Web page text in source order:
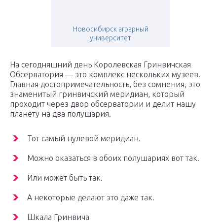
Новосибирск аграрный
университет
На сегодняшний день Королевская Гринвичская
Обсерватория — это комплекс нескольких музеев.
Главная достопримечательность, без сомнения, это
знаменитый гринвичский меридиан, который
проходит через двор обсерватории и делит нашу
планету на два полушария.
Тот самый нулевой меридиан.
Можно оказаться в обоих полушариях вот так.
Или может быть так.
А некоторые делают это даже так.
Шкала Гринвича